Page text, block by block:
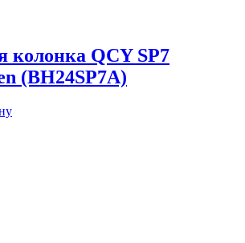
колонка QCY SP7
(BH24SP7A)